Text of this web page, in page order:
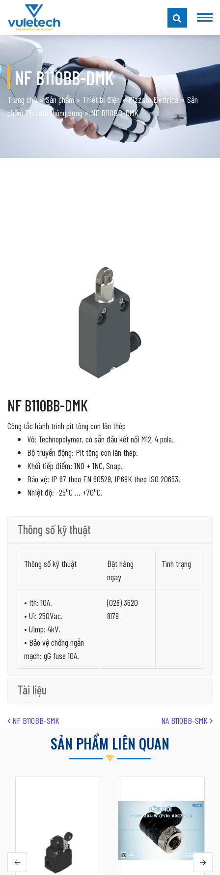
NF B110BB-DMK
Trang chủ»Sản phẩm» Thiết bị điện»Pizzato Elettrica » Sản
phẩm Pizzato thông dụng»NF B110BB-DMK
NF B110BB-DMK
Công tắc hành trình pít tông con lăn thép
Vỏ: Technopolymer, có sẵn đầu kết nối M12, 4 pole.
Bộ truyền động: Pít tông con lăn thép.
Khối tiếp điểm: 1NO + 1NC, Snap.
Bảo vệ: IP 67 theo EN 60529, IP69K theo ISO 20653.
Nhiệt độ: -25oC … +70oC.
Thông số kỹ thuật
Thông số kỹ thuật
Đặt hàng
ngay
Tình trạng
• Ith: 10A.
• Ui: 250Vac.
• Uimp: 4kV.
• Bảo vệ chống ngắn
mạch: gG fuse 10A.
(028) 3620
8179
Tài liệu
Post navigation
NF B110BB-SMK NA B110BB-SMK
SẢN PHẨM LIÊN QUAN